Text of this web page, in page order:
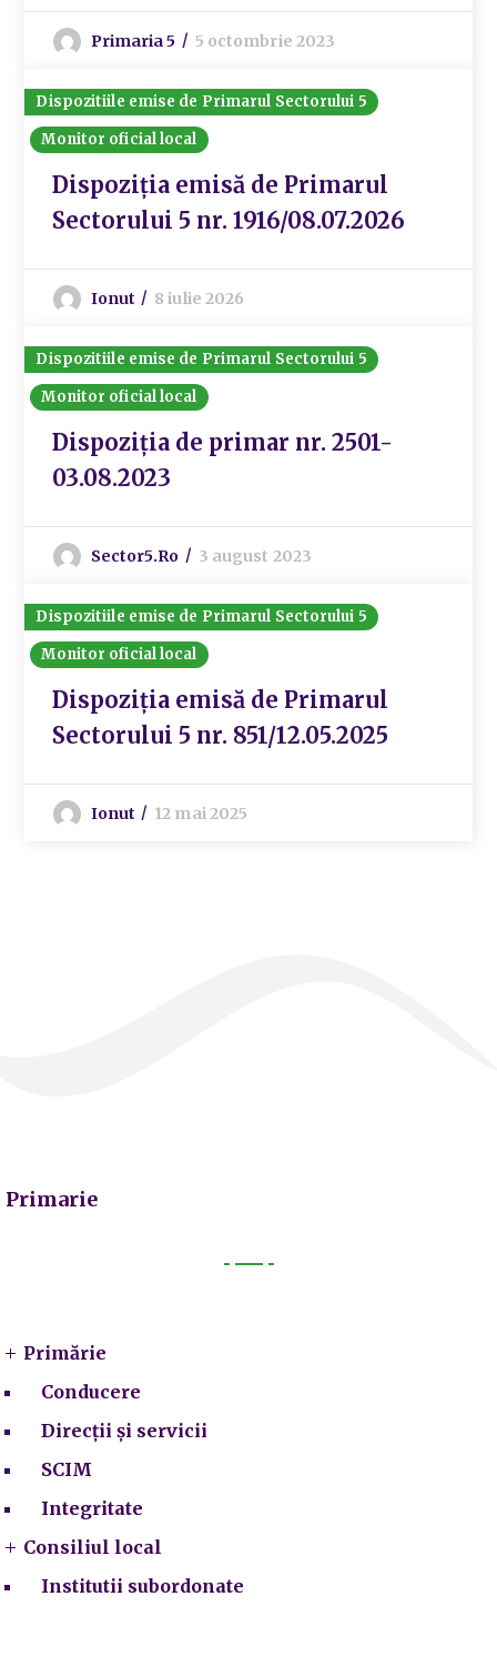
Primaria 5 5 octombrie 2023
Dispozitiile emise de Primarul Sectorului 5
Monitor oficial local
Dispoziția emisă de Primarul
Sectorului 5 nr. 1916/08.07.2026
Ionut 8 iulie 2026
Dispozitiile emise de Primarul Sectorului 5
Monitor oficial local
Dispoziția de primar nr. 2501-
03.08.2023
Sector5.ro 3 august 2023
Dispozitiile emise de Primarul Sectorului 5
Monitor oficial local
Dispoziția emisă de Primarul
Sectorului 5 nr. 851/12.05.2025
Ionut 12 mai 2025
Primarie
Primărie
Conducere
Direcții și servicii
SCIM
Integritate
Consiliul local
Institutii subordonate